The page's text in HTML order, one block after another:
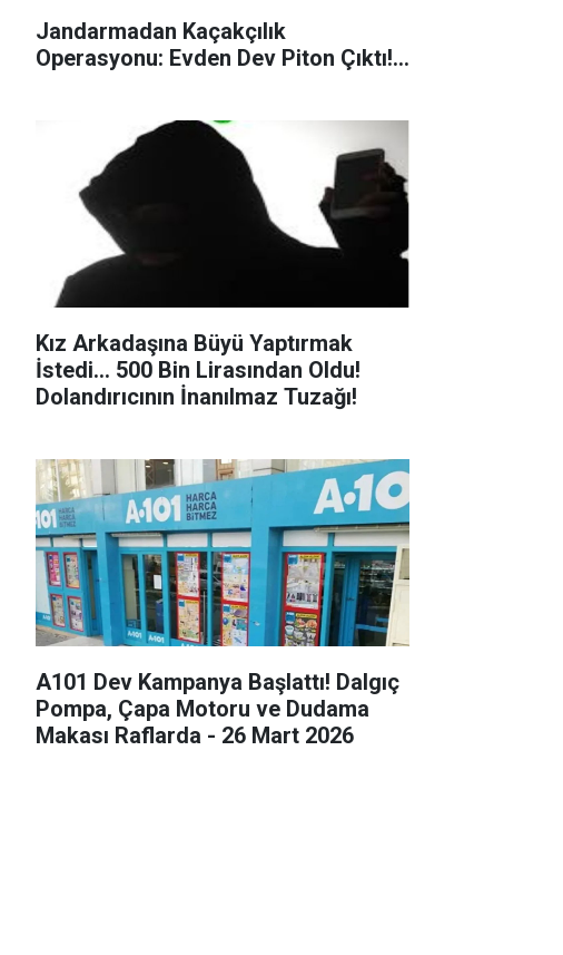
Jandarmadan Kaçakçılık
Operasyonu: Evden Dev Piton Çıktı!...
Kız Arkadaşına Büyü Yaptırmak
İstedi... 500 Bin Lirasından Oldu!
Dolandırıcının İnanılmaz Tuzağı!
A101 Dev Kampanya Başlattı! Dalgıç
Pompa, Çapa Motoru ve Dudama
Makası Raflarda - 26 Mart 2026